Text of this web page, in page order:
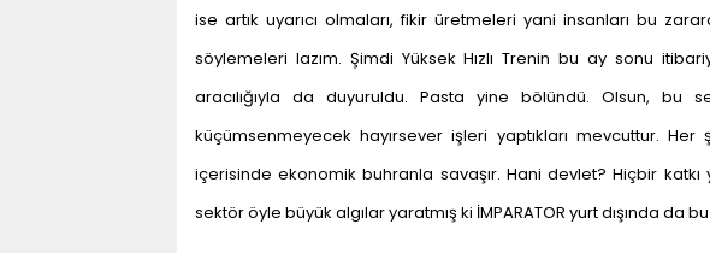
ise artık uyarıcı olmaları, fikir üretmeleri yani insanları bu
söylemeleri lazım. Şimdi Yüksek Hızlı Trenin bu ay sonu
aracılığıyla da duyuruldu. Pasta yine bölündü. Olsun, bu
küçümsenmeyecek hayırsever işleri yaptıkları mevcuttur.
içerisinde ekonomik buhranla savaşır. Hani devlet? Hiçbir katkı
sektör öyle büyük algılar yaratmış ki İMPARATOR yurt dışında da